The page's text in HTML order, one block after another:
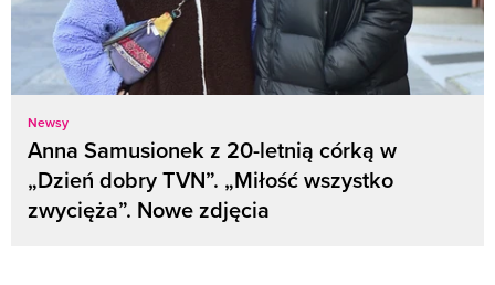
Newsy
Anna Samusionek z 20-letnią córką w
„Dzień dobry TVN”. „Miłość wszystko
zwycięża”. Nowe zdjęcia